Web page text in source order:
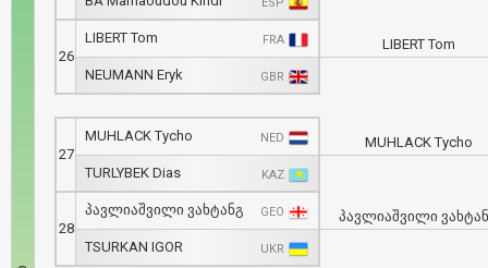
26
LIBERT Tom FRA
NEUMANN Eryk GBR
27
MUHLACK Tycho NED
TURLYBEK Dias KAZ
28
პავლიაშვილი ვახტანგ GEO
TSURKAN IGOR UKR
LIBERT Tom
MUHLACK Tycho
პავლიაშვილი